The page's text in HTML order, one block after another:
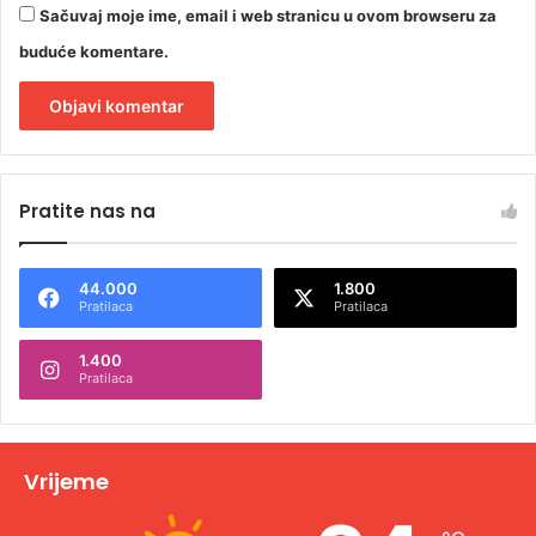
t
Sačuvaj moje ime, email i web stranicu u ovom browseru za
buduće komentare.
t
n
t
v
Pratite nas na
44.000
Pratilaca
1.800
Pratilaca
1.400
Pratilaca
Vrijeme